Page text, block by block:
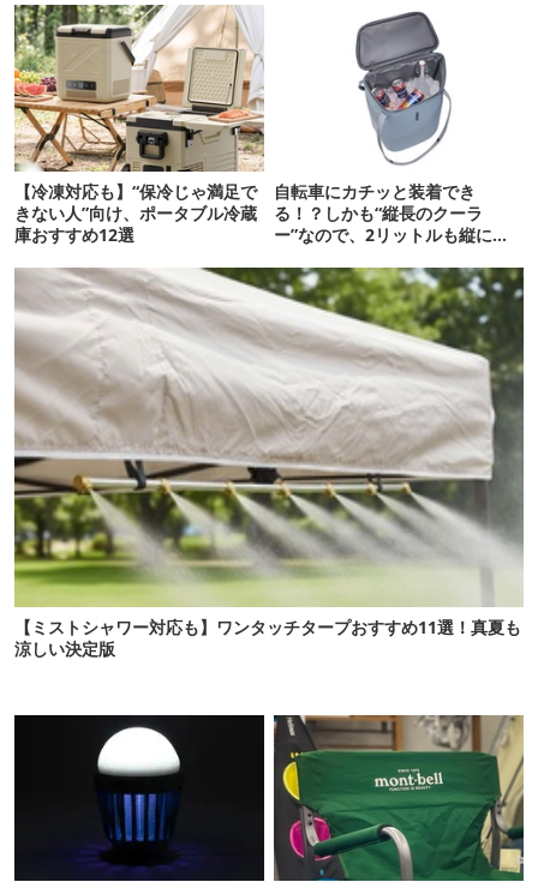
【冷凍対応も】“保冷じゃ満足で
きない人”向け、ポータブル冷蔵
庫おすすめ12選
自転車にカチッと装着でき
る！？しかも“縦長のクーラ
ー”なので、2リットルも縦に入
【ミストシャワー対応も】ワンタッチタープおすすめ11選！真夏も
涼しい決定版